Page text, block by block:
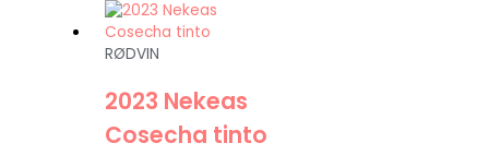
RØDVIN
2023 Nekeas
Cosecha tinto